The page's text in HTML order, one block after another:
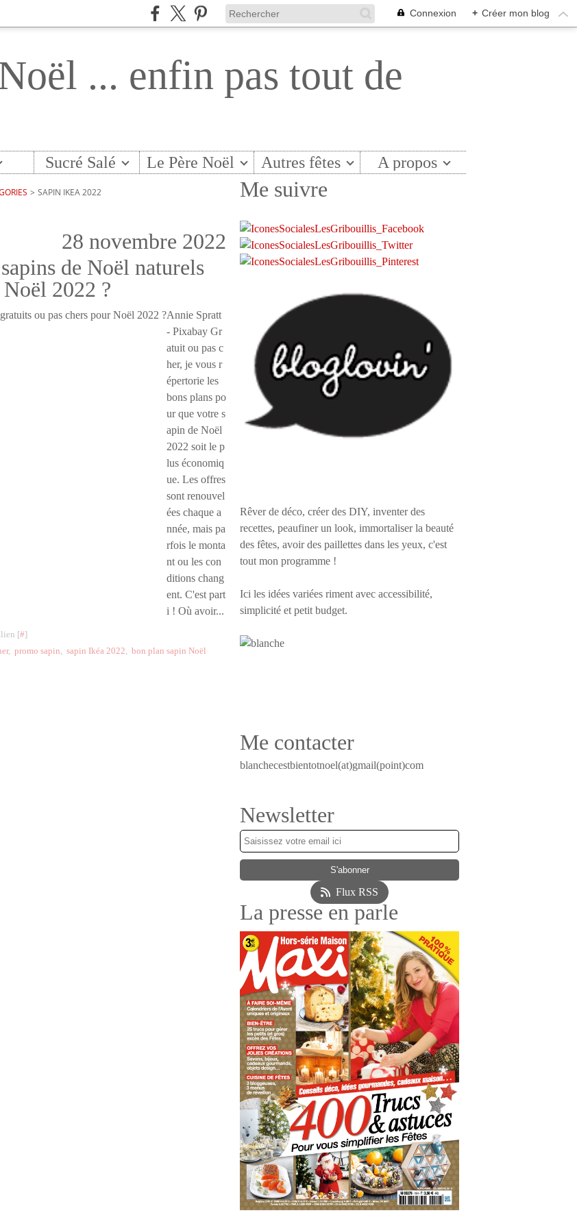
Connexion + Créer mon blog
... enfin pas tout de
Sucré Salé Le Père Noël Autres fêtes A propos
> SAPIN IKEA 2022
28 novembre 2022
de Noël naturels
2022 ?
Annie Spratt
- Pixabay Gr
atuit ou pas c
her, je vous r
épertorie les
bons plans po
ur que votre s
apin de Noël
2022 soit le p
lus économiq
ue. Les offres
sont renouvel
ées chaque a
nnée, mais pa
rfois le monta
nt ou les con
ditions chang
ent. C'est part
i ! Où avoir...
[#]
, promo sapin, sapin Ikéa 2022, bon plan sapin Noël
Me suivre
Rêver de déco, créer des DIY, inventer des
recettes, peaufiner un look, immortaliser la beauté
des fêtes, avoir des paillettes dans les yeux, c'est
tout mon programme !
Ici les idées variées riment avec accessibilité,
simplicité et petit budget.
Me contacter
blanchecestbientotnoel(at)gmail(point)com
Newsletter
Flux RSS
La presse en parle